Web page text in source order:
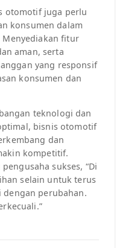
otomotif juga perlu
konsumen dalam
Menyediakan fitur
aman, serta
yang responsif
konsumen dan
teknologi dan
bisnis otomotif
dan
kompetitif.
sukses, “Di
selain untuk terus
dengan perubahan.